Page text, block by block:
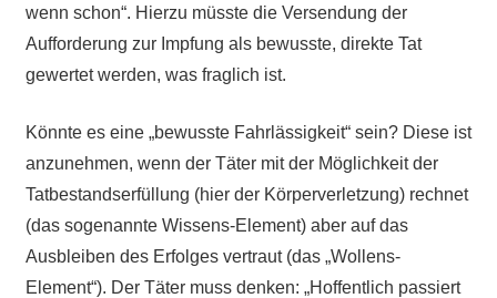
wenn schon“. Hierzu müsste die Versendung der
Aufforderung zur Impfung als bewusste, direkte Tat
gewertet werden, was fraglich ist.
Könnte es eine „bewusste Fahrlässigkeit“ sein? Diese ist
anzunehmen, wenn der Täter mit der Möglichkeit der
Tatbestandserfüllung (hier der Körperverletzung) rechnet
(das sogenannte Wissens-Element) aber auf das
Ausbleiben des Erfolges vertraut (das „Wollens-
Element“). Der Täter muss denken: „Hoffentlich passiert